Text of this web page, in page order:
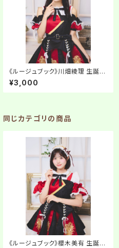
《ルージュブック》川畑綾理 生誕ネ
ットサイン会【お絵描きチェキ】
¥3,000
同じカテゴリの商品
《ルージュブック》櫻木美有 生誕ネ